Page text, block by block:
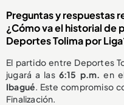
Preguntas y respuestas
¿Cómo va el historial de
Deportes Tolima por
El partido entre Deportes
jugará a las 6:15 p.m. en
Ibagué. Este compromiso
Finalización.